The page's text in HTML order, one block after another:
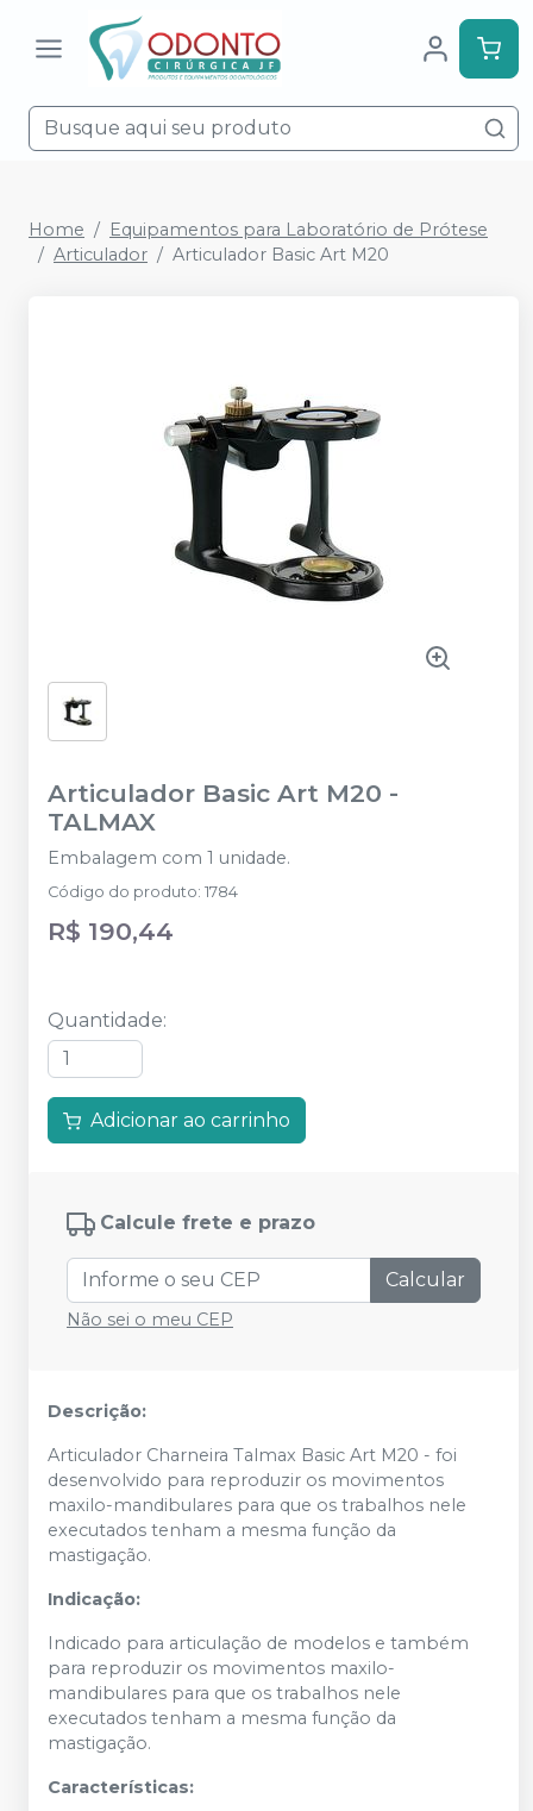
Home
Equipamentos para Laboratório de Prótese
Articulador
Articulador Basic Art M20
Articulador Basic Art M20 -
TALMAX
Embalagem com 1 unidade.
Código do produto: 1784
R$ 190,44
Quantidade:
Adicionar ao carrinho
Calcule frete e prazo
Calcular
Não sei o meu CEP
Descrição:
Articulador Charneira Talmax Basic Art M20 - foi
desenvolvido para reproduzir os movimentos
maxilo-mandibulares para que os trabalhos nele
executados tenham a mesma função da
mastigação.
Indicação:
Indicado para articulação de modelos e também
para reproduzir os movimentos maxilo-
mandibulares para que os trabalhos nele
executados tenham a mesma função da
mastigação.
Características: